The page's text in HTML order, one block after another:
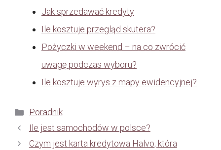
Jak sprzedawać kredyty
Ile kosztuje przegląd skutera?
Pożyczki w weekend – na co zwrócić
uwagę podczas wyboru?
Ile kosztuje wyrys z mapy ewidencyjnej?
Kategorie
Poradnik
Ile jest samochodów w polsce?
Czym jest karta kredytowa Halvo, która